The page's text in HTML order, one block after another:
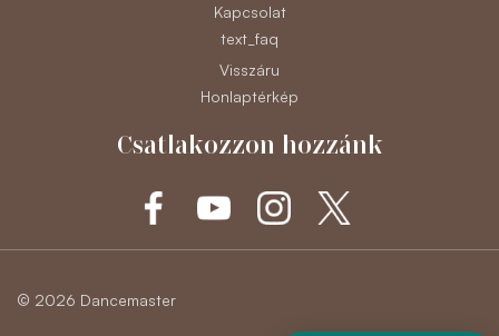
Kapcsolat
text_faq
Visszáru
Honlaptérkép
Csatlakozzon hozzánk
© 2026 Dancemaster